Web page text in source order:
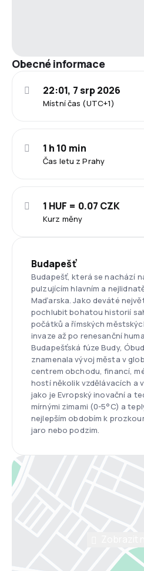
Obecné informace
Místní čas (UTC+1)
22:01, 7 srp 2026
Čas letu z Prahy
1 h 10 min
Kurz měny
1 HUF = 0.07 CZK
Budapešť
Budapešť, která se nachází
pulzujícím hlavním a
Maďarska. Jako deváté
pochlubit bohatou historií
počátků a římských
invaze až po renesanční
Budapešťská fúze Budy,
znamenala vývoj města v
centrem obchodu, financí,
hostí několik vzdělávacích a
jako je Evropský inovační a
mírnými zimami (0-5°C) a
nejlepším obdobím k
jaro nebo podzim.